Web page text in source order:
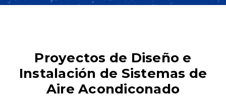
Proyectos de Diseño e
Instalación de Sistemas de
Aire Acondiconado